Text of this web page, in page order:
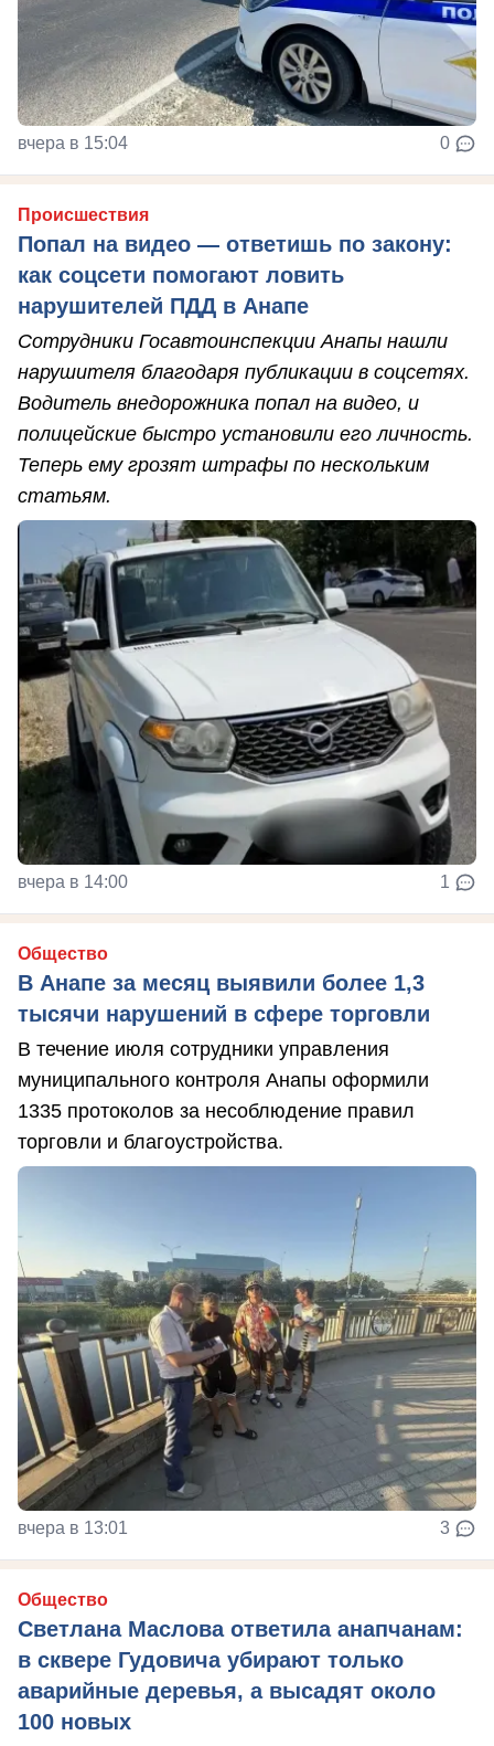
вчера в 15:04 0
Происшествия
Попал на видео — ответишь по закону:
как соцсети помогают ловить
нарушителей ПДД в Анапе
Сотрудники Госавтоинспекции Анапы нашли
нарушителя благодаря публикации в соцсетях.
Водитель внедорожника попал на видео, и
полицейские быстро установили его личность.
Теперь ему грозят штрафы по нескольким
статьям.
вчера в 14:00 1
Общество
В Анапе за месяц выявили более 1,3
тысячи нарушений в сфере торговли
В течение июля сотрудники управления
муниципального контроля Анапы оформили
1335 протоколов за несоблюдение правил
торговли и благоустройства.
вчера в 13:01 3
Общество
Светлана Маслова ответила анапчанам:
в сквере Гудовича убирают только
аварийные деревья, а высадят около
100 новых